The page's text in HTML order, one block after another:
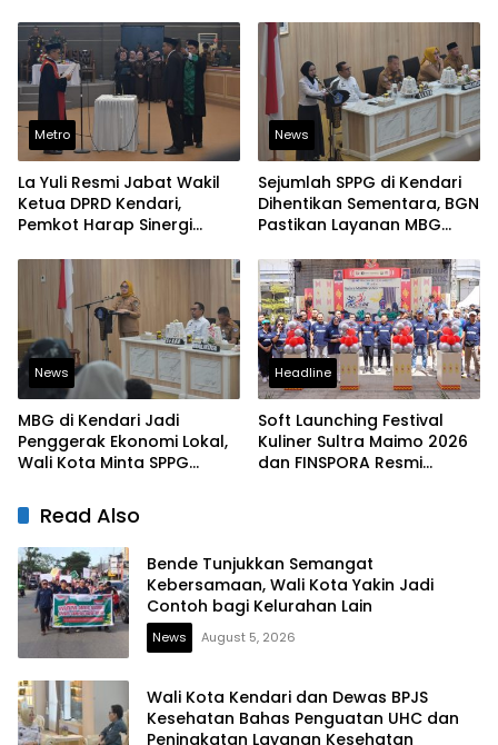
Laporan Warga
Metro
La Yuli Resmi Jabat Wakil
Ketua DPRD Kendari,
Pemkot Harap Sinergi
Solid
News
Sejumlah SPPG di Kendari
Dihentikan Sementara, BGN
Pastikan Layanan MBG
News
MBG di Kendari Jadi
Penggerak Ekonomi Lokal,
Wali Kota Minta SPPG
Headline
Soft Launching Festival
Kuliner Sultra Maimo 2026
dan FINSPORA Resmi
Read Also
Bende Tunjukkan Semangat
Kebersamaan, Wali Kota Yakin Jadi
Contoh bagi Kelurahan Lain
News August 5, 2026
Wali Kota Kendari dan Dewas BPJS
Kesehatan Bahas Penguatan UHC dan
Peningkatan Layanan Kesehatan